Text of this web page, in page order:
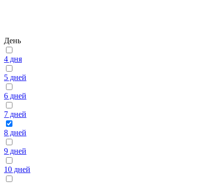
День
4 дня
5 дней
6 дней
7 дней
8 дней
9 дней
10 дней